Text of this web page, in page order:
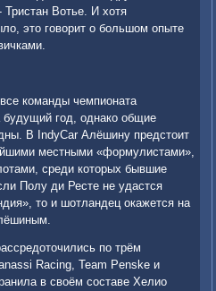
Вотье. И хотя
это говорит о большом опыте
команды чемпионата
будущий год, однако общие
В IndyCar Алёшину предстоит
местными «формулистами»,
среди которых бывшие
Полу ди Ресте не удастся
то и шотландец окажется на
по трём
Racing, Team Penske и
в своём составе Хелио